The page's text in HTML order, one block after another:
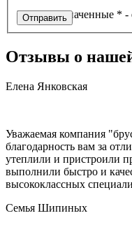
Поля, обозначенные * -
Отзывы о
Елена Янковская
Уважаемая компания
благодарность вам за
утеплили и пристроили
выполнили быстро и
высококлассных
Семья Шипиных